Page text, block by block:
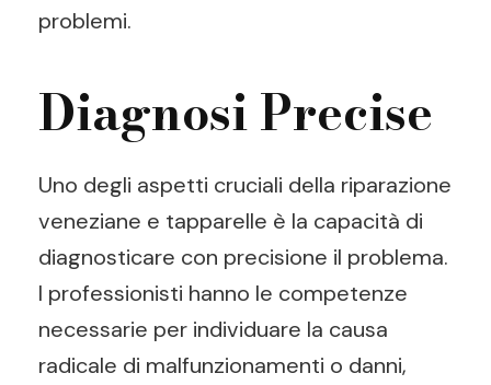
problemi.
Diagnosi Precise
Uno degli aspetti cruciali della riparazione
veneziane e tapparelle è la capacità di
diagnosticare con precisione il problema.
I professionisti hanno le competenze
necessarie per individuare la causa
radicale di malfunzionamenti o danni,